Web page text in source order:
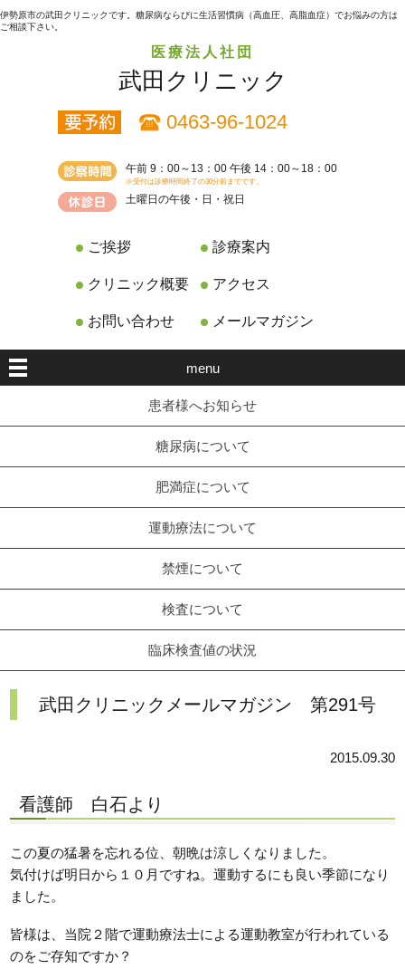
伊勢原市の武田クリニックです。糖尿病ならびに生活習慣病（高血圧、高脂血症）でお悩みの方は
ご相談下さい。
医療法人社団
武田クリニック
0463-96-1024
午前 9：00～13：00 午後 14：00～18：00
※受付は診療時間終了の30分前までです。
土曜日の午後・日・祝日
ご挨拶 診療案内
クリニック概要 アクセス
お問い合わせ メールマガジン
menu
患者様へお知らせ
糖尿病について
肥満症について
運動療法について
禁煙について
検査について
臨床検査値の状況
武田クリニックメールマガジン 第291号
2015.09.30
看護師 白石より
この夏の猛暑を忘れる位、朝晩は涼しくなりました。
気付けば明日から１０月ですね。運動するにも良い季節になり
ました。
皆様は、当院２階で運動療法士による運動教室が行われている
のをご存知ですか？